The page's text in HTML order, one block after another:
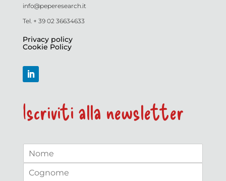
info@peperesearch.it
Tel. + 39 02 36634633
Privacy policy
Cookie Policy
Iscriviti alla newsletter
m